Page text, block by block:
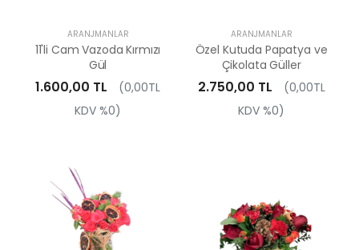
ARANJMANLAR
11'li Cam Vazoda Kırmızı
Gül
1.600,00 TL
(0,00TL
KDV %0)
ARANJMANLAR
Özel Kutuda Papatya ve
Çikolata Güller
2.750,00 TL
(0,00TL
KDV %0)